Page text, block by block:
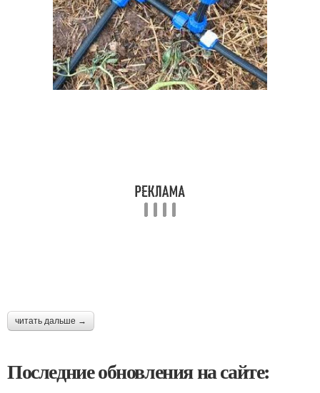
читать дальше →
Последние обновления на сайте: